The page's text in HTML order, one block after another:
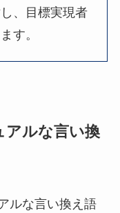
、目標実現者
す。
アルな言い換
ルな言い換え語